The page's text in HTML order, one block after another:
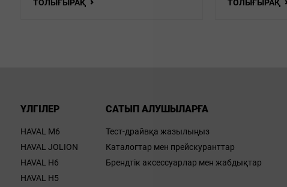
ТОЛЫҒЫРАҚ ТОЛЫҒЫРАҚ
ҮЛГІЛЕР
HAVAL M6
HAVAL JOLION
HAVAL H6
HAVAL H5
САТЫП АЛУШЫЛАРҒА
Тест-драйвқа жазылыңыз
Каталогтар мен прейскуранттар
Брендтік аксессуарлар мен жабдықтар